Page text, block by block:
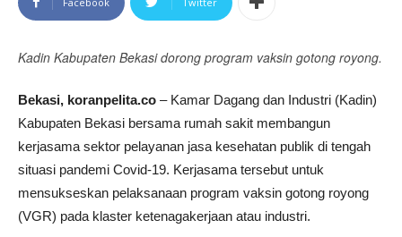
Kadin Kabupaten Bekasi dorong program vaksin gotong royong.
Bekasi, koranpelita.co – Kamar Dagang dan Industri (Kadin)
Kabupaten Bekasi bersama rumah sakit membangun
kerjasama sektor pelayanan jasa kesehatan publik di tengah
situasi pandemi Covid-19. Kerjasama tersebut untuk
mensukseskan pelaksanaan program vaksin gotong royong
(VGR) pada klaster ketenagakerjaan atau industri.